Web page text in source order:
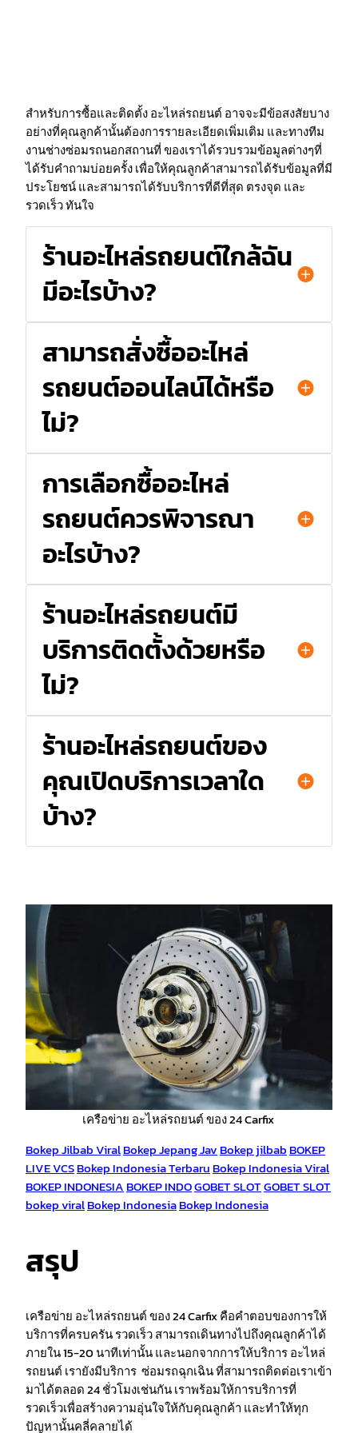
สำหรับการซื้อและติดตั้ง อะไหล่รถยนต์ อาจจะมีข้อสงสัยบาง
อย่างที่คุณลูกค้านั้นต้องการรายละเอียดเพิ่มเติม และทางทีม
งานช่างซ่อมรถนอกสถานที่ ของเราได้รวบรวมข้อมูลต่างๆที่
ได้รับคำถามบ่อยครั้ง เพื่อให้คุณลูกค้าสามารถได้รับข้อมูลที่มี
ประโยชน์ และสามารถได้รับบริการที่ดีที่สุด ตรงจุด และ
รวดเร็ว ทันใจ
ร้านอะไหล่รถยนต์ใกล้ฉัน
มีอะไรบ้าง?
สามารถสั่งซื้ออะไหล่
รถยนต์ออนไลน์ได้หรือ
ไม่?
การเลือกซื้ออะไหล่
รถยนต์ควรพิจารณา
อะไรบ้าง?
ร้านอะไหล่รถยนต์มี
บริการติดตั้งด้วยหรือ
ไม่?
ร้านอะไหล่รถยนต์ของ
คุณเปิดบริการเวลาใด
บ้าง?
เครือข่าย อะไหล่รถยนต์ ของ 24 Carfix
Bokep Jilbab ViralBokep Jepang Jav Bokep jilbab BOKEP
LIVE VCSBokep Indonesia Terbaru Bokep Indonesia Viral
BOKEP INDONESIA BOKEP INDOGOBET SLOTGOBET SLOT
bokep viralBokep IndonesiaBokep Indonesia
สรุป
เครือข่าย อะไหล่รถยนต์ ของ 24 Carfix คือคำตอบของการให้
บริการที่ครบครัน รวดเร็ว สามารถเดินทางไปถึงคุณลูกค้าได้
ภายใน 15-20 นาทีเท่านั้น และนอกจากการให้บริการ อะไหล่
รถยนต์ เรายังมีบริการ ซ่อมรถฉุกเฉิน ที่สามารถติดต่อเราเข้า
มาได้ตลอด 24 ชั่วโมงเช่นกัน เราพร้อมให้การบริการที่
รวดเร็วเพื่อสร้างความอุ่นใจให้กับคุณลูกค้า และทำให้ทุก
ปัญหานั้นคลี่คลายได้